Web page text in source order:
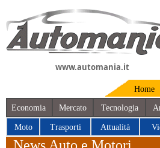
www.automania.it
Home
Economia Mercato Tecnologia
Moto Trasporti Attualità